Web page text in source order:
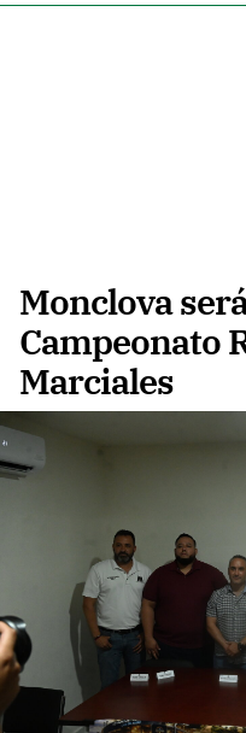
Monclova
Campeonato
Marciales